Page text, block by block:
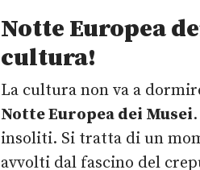
Notte Europea
cultura!
La cultura non va a
Notte Europea dei Musei
insoliti. Si tratta di un
avvolti dal fascino del